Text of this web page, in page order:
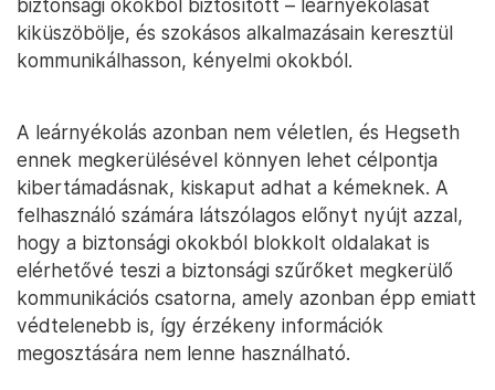
biztonsági okokból biztosított – leárnyékolását
kiküszöbölje, és szokásos alkalmazásain keresztül
kommunikálhasson, kényelmi okokból.
A leárnyékolás azonban nem véletlen, és Hegseth
ennek megkerülésével könnyen lehet célpontja
kibertámadásnak, kiskaput adhat a kémeknek. A
felhasználó számára látszólagos előnyt nyújt azzal,
hogy a biztonsági okokból blokkolt oldalakat is
elérhetővé teszi a biztonsági szűrőket megkerülő
kommunikációs csatorna, amely azonban épp emiatt
védtelenebb is, így érzékeny információk
megosztására nem lenne használható.